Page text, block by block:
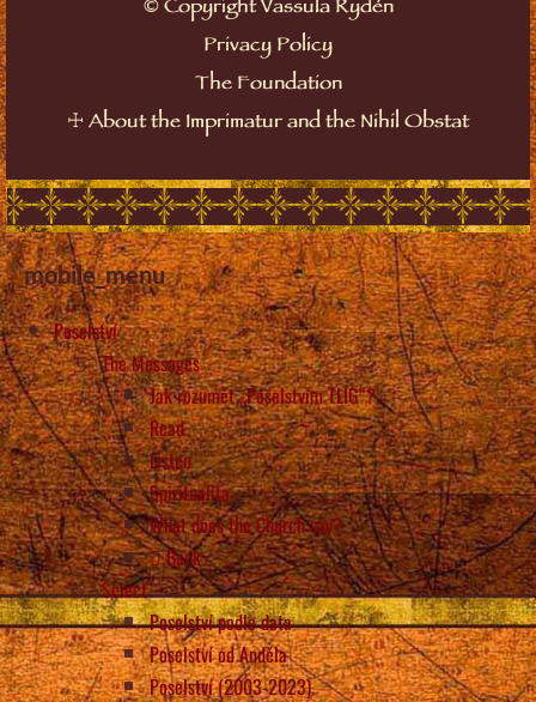
Copyright Vassula Rydén
Privacy Policy
The Foundation
☩ About the Imprimatur and the Nihil Obstat
mobile_menu
Poselství
The Messages
Jak rozumět „Poselstvím TLIG“?
Read
Listen
Spiritualita
What does the Church say?
Back
Select
Poselství podle data
Poselství od Anděla
Poselství (2003-2023)